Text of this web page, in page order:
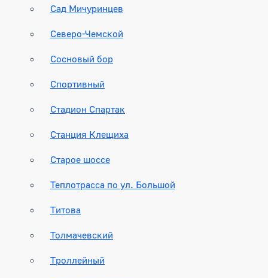
Сад Мичуринцев
Северо-Чемской
Сосновый бор
Спортивный
Стадион Спартак
Станция Клещиха
Старое шоссе
Теплотрасса по ул. Большой
Титова
Толмачевский
Троллейный